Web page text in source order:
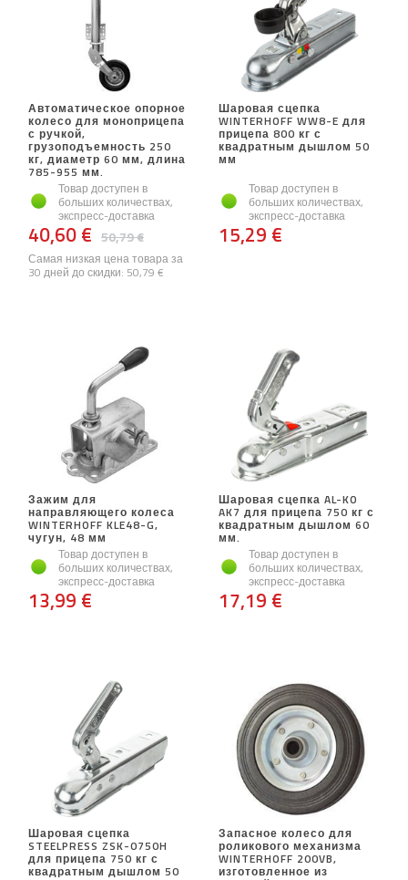
Автоматическое опорное
колесо для моноприцепа
с ручкой,
грузоподъемность 250
кг, диаметр 60 мм, длина
785-955 мм.
Товар доступен в
больших количествах,
экспресс-доставка
50,79 €
40,60 €
Самая низкая цена товара за
30 дней до скидки: 50,79 €
Шаровая сцепка
WINTERHOFF WW8-E для
прицепа 800 кг с
квадратным дышлом 50
мм
Товар доступен в
больших количествах,
экспресс-доставка
15,29 €
Зажим для
направляющего колеса
WINTERHOFF KLE48-G,
чугун, 48 мм
Товар доступен в
больших количествах,
экспресс-доставка
13,99 €
Шаровая сцепка AL-KO
AK7 для прицепа 750 кг с
квадратным дышлом 60
мм.
Товар доступен в
больших количествах,
экспресс-доставка
17,19 €
Шаровая сцепка
STEELPRESS ZSK-0750H
для прицепа 750 кг с
квадратным дышлом 50
Запасное колесо для
роликового механизма
WINTERHOFF 200VB,
изготовленное из